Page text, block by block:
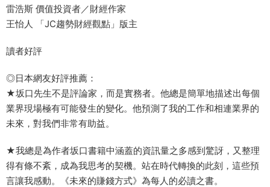
雷浩斯 價值投資者／財經作家
王怡人 「JC趨勢財經觀點」版主
讀者好評
◎日本網友好評推薦：
★坂口先生不是評論家，而是實務者。他總是簡單地描述出每個
業界現場極有可能發生的變化。他預測了我的工作和相連業界的
未來，對我們非常有助益。
★我總是為作者坂口書籍中涵蓋的資訊量之多感到驚訝，又整理
得有條不紊，成為我思考的契機。站在時代轉換的此刻，這些預
言讓我感動。《未來的賺錢方式》為每人的必讀之書。